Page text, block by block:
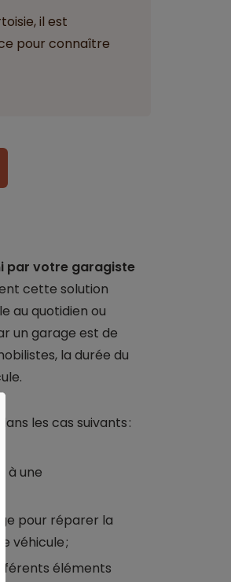
il est
pour connaître
par votre garagiste
cette solution
au quotidien ou
un garage est de
la durée du
les cas suivants :
à une
pour réparer la
véhicule ;
éléments